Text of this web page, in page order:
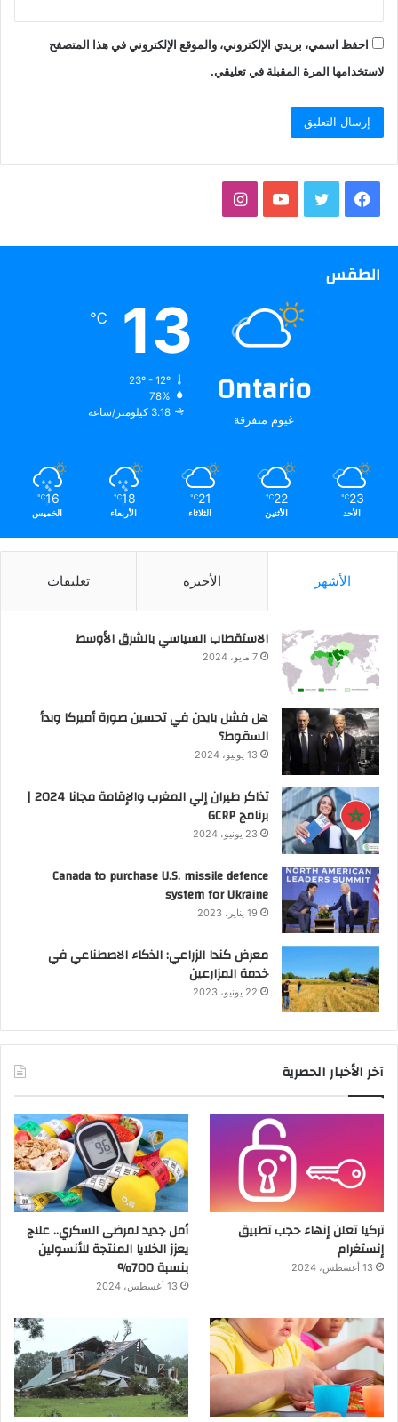
احفظ اسمي، بريدي الإلكتروني، والموقع الإلكتروني في هذا المتصفح
لاستخدامها المرة المقبلة في تعليقي.
فيسبوك تويتر يوتيوبانستقرام
الطقس
Ontario
غيوم متفرقة
13
℃
23º - 12º
78%
3.18 كيلومتر/ساعة
23
℃
الأحد
22
℃
الأثنين
21
℃
الثلاثاء
18
℃
الأربعاء
16
℃
الخميس
الأشهر الأخيرة تعليقات
الاستقطاب السياسي بالشرق الأوسط
7 مايو، 2024
هل فشل بايدن في تحسين صورة أميركا وبدأ
السقوط؟
13 يونيو، 2024
تذاكر طيران إلي المغرب والإقامة مجانا 2024 |
برنامج GCRP
23 يونيو، 2024
Canada to purchase U.S. missile defence
system for Ukraine
19 يناير، 2023
معرض كندا الزراعي: الذكاء الاصطناعي في
خدمة المزارعين
22 يونيو، 2023
آخر الأخبار الحصرية
تركيا تعلن إنهاء حجب تطبيق
إنستغرام
13 أغسطس، 2024
أمل جديد لمرضى السكري.. علاج
يعزز الخلايا المنتجة للأنسولين
بنسبة 700%
13 أغسطس، 2024